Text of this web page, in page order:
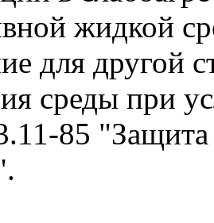
жидкой
для другой
среды при
85 "Защита